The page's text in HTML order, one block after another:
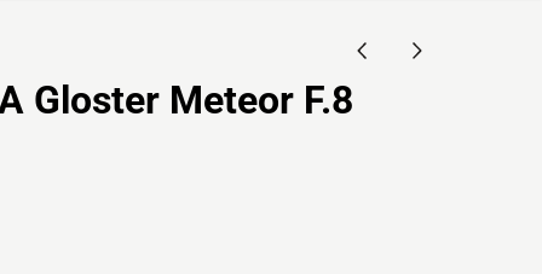
Gloster Meteor F.8